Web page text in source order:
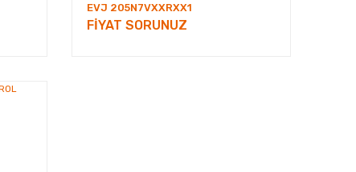
EVJ 205N7VXXRXX1
FİYAT SORUNUZ